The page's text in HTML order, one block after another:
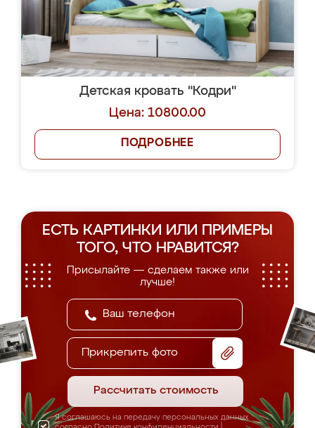
Детская кровать "Кодри"
Цена: 10800.00
ПОДРОБНЕЕ
ЕСТЬ КАРТИНКИ ИЛИ ПРИМЕРЫ
ТОГО, ЧТО НРАВИТСЯ?
Присылайте — сделаем также или
лучше!
Прикрепить фото
Рассчитать стоимость
Я соглашаюсь на передачу персональных данных